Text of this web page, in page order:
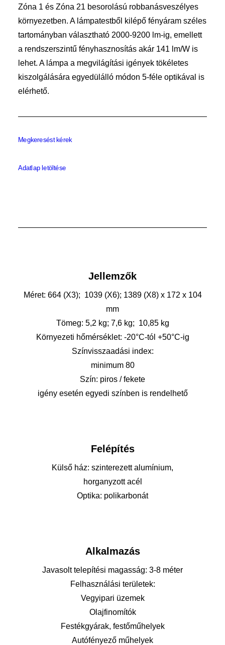
Zóna 1 és Zóna 21 besorolású robbanásveszélyes
környezetben. A lámpatestből kilépő fényáram széles
tartományban választható 2000-9200 lm-ig, emellett
a rendszerszintű fényhasznosítás akár 141 lm/W is
lehet. A lámpa a megvilágítási igények tökéletes
kiszolgálására egyedülálló módon 5-féle optikával is
elérhető.
Megkeresést kérek
Adatlap letöltése
Jellemzők
Méret: 664 (X3); 1039 (X6); 1389 (X8) x 172 x 104
mm
Tömeg: 5,2 kg; 7,6 kg; 10,85 kg
Környezeti hőmérséklet: -20°C-tól +50°C-ig
Színvisszaadási index:
minimum 80
Szín: piros / fekete
igény esetén egyedi színben is rendelhető
Felépítés
Külső ház: szinterezett alumínium,
horganyzott acél
Optika: polikarbonát
Alkalmazás
Javasolt telepítési magasság: 3-8 méter
Felhasználási területek:
Vegyipari üzemek
Olajfinomítók
Festékgyárak, festőműhelyek
Autófényező műhelyek